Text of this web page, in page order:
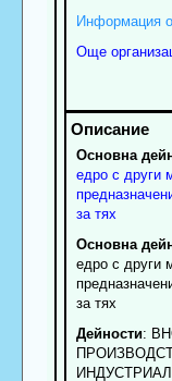
Информация
Още
Основна
едро с други
за тях
Основна
едро с други
за тях
Дейности: